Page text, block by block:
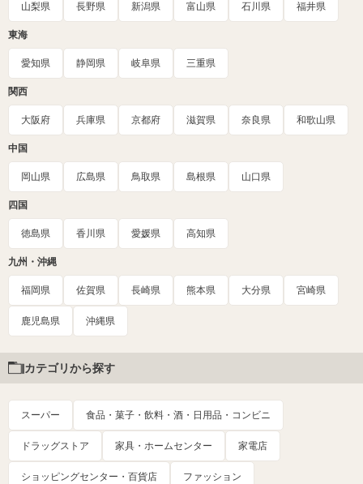
山梨県 長野県 新潟県 富山県 石川県 福井県
東海
愛知県 静岡県 岐阜県 三重県
関西
大阪府 兵庫県 京都府 滋賀県 奈良県 和歌山県
中国
岡山県 広島県 鳥取県 島根県 山口県
四国
徳島県 香川県 愛媛県 高知県
九州・沖縄
福岡県 佐賀県 長崎県 熊本県 大分県 宮崎県
鹿児島県 沖縄県
カテゴリから探す
スーパー 食品・菓子・飲料・酒・日用品・コンビニ
ドラッグストア 家具・ホームセンター 家電店
ショッピングセンター・百貨店 ファッション